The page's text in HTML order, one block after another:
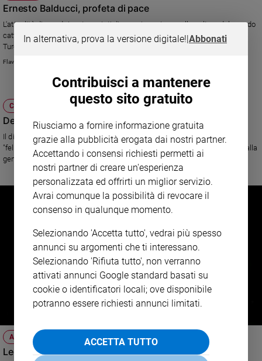
2026
Cinema,
Musica
Arte
Famiglia
ed
educazione
Coppia
Adolescenza
Ernesto Balducci, profeta di pace
L'attualità di uno dei protagonisti di maggior spicco nella cultura del mondo
cattolico italiano che accompagnò e seguì il Vaticano II. Il legame con
Turoldo, don Milani e La Pira.
Flavio Lotti
CHIESA
De Bortoli: padre in tempi inquieti
Il direttore del Corriere della sera ricorda la figura del cardinale Martini,
"felice incontro fra un grande teologo e un pastore che si siede accanto alla
gente".
ATTUALITÀ
Leopardi? Un profeta
In alternativa, prova la versione digitale!|Abbonati
Contribuisci a mantenere
questo sito gratuito
Riusciamo a fornire informazione gratuita
grazie alla pubblicità erogata dai nostri partner.
Accettando i consensi richiesti permetti ai
nostri partner di creare un'esperienza
personalizzata ed offrirti un miglior servizio.
Avrai comunque la possibilità di revocare il
consenso in qualunque momento.
Selezionando 'Accetta tutto', vedrai più spesso
annunci su argomenti che ti interessano.
Selezionando 'Rifiuta tutto', non verranno
attivati annunci Google standard basati su
cookie o identificatori locali; ove disponibile
potranno essere richiesti annunci limitati.
ACCETTA TUTTO